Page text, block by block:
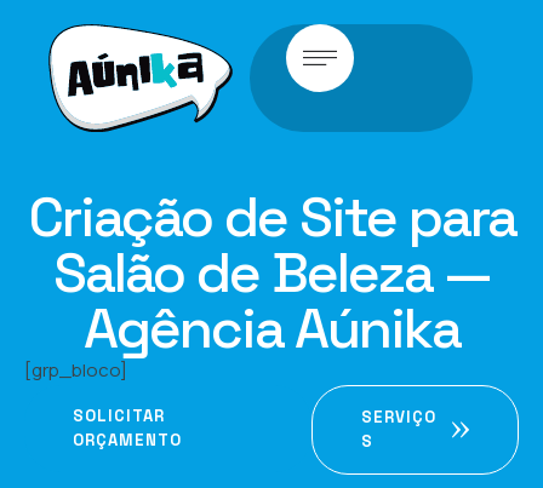
Criação de Site para
Salão de Beleza —
Agência Aúnika
[grp_bloco]
SOLICITAR
ORÇAMENTO
SERVIÇO
S